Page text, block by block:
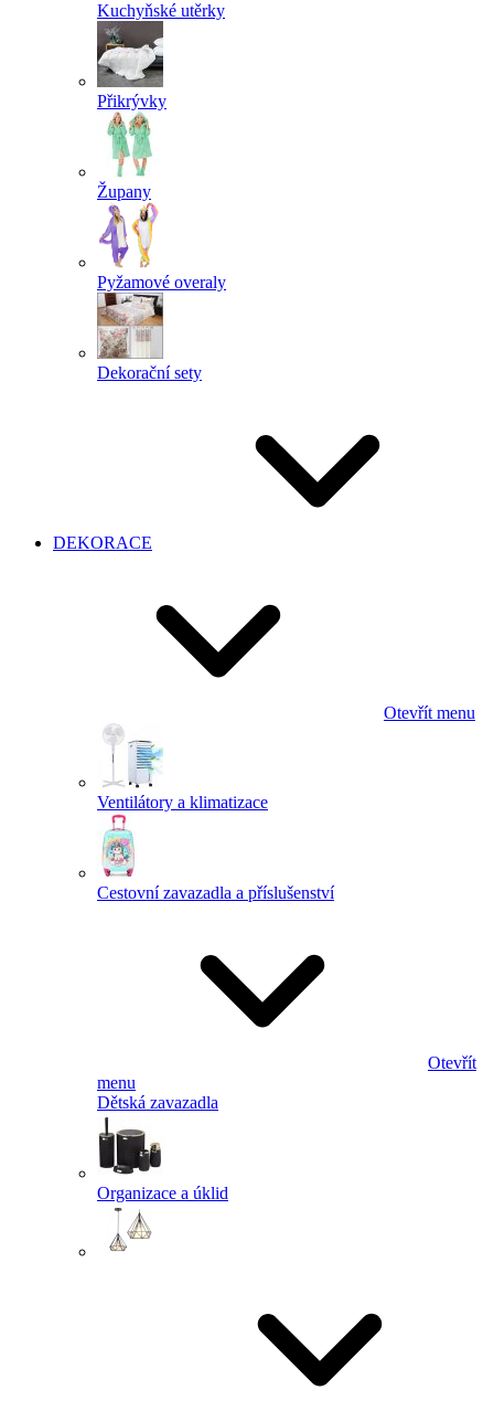
Kuchyňské utěrky
Přikrývky
Župany
Pyžamové overaly
Dekorační sety
DEKORACE
Otevřít menu
Ventilátory a klimatizace
Cestovní zavazadla a příslušenství
Otevřít
menu
Dětská zavazadla
Organizace a úklid